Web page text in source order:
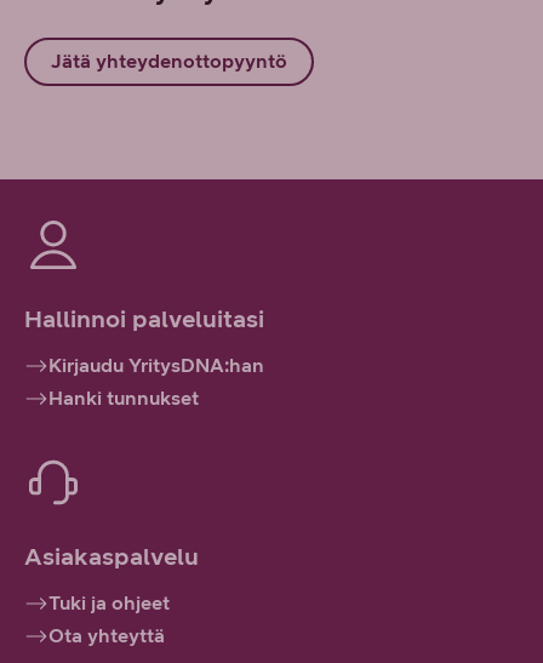
Jätä yhteydenottopyyntö
Hallinnoi palveluitasi
Kirjaudu YritysDNA:han
Hanki tunnukset
Asiakaspalvelu
Tuki ja ohjeet
Ota yhteyttä